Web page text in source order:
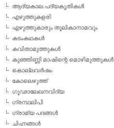
ആദ്യകാല പദ്യകൃതികള്‍
എഴുത്തുകളരി
എഴുത്തുകാരും തൂലികാനാമവും
കടംകഥകള്‍
കവിതാമുത്തുകള്‍
കുഞ്ഞിണ്ണി മാഷിന്റെ മൊഴിമുത്തുകള്‍
കൊല്ലവര്‍ഷം
കോലെഴുത്ത്
ഗൂഢാലേഖനവിദ്യ
ഗ്രന്ഥലിപി
ഗ്രാമ്യ പദങ്ങള്‍
ചിഹ്നങ്ങള്‍